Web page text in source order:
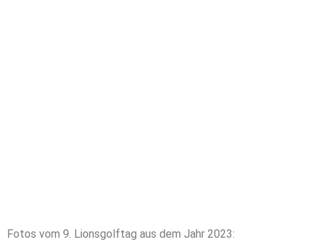
Fotos vom 9. Lionsgolftag aus dem Jahr 2023: